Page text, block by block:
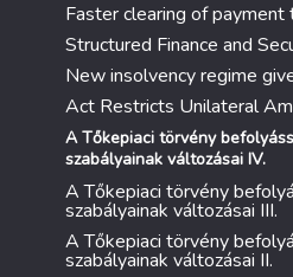
Faster clearing of
Structured Finance and
New insolvency regime
Act Restricts Unilateral
A Tőkepiaci törvény
szabályainak változásai IV.
A Tőkepiaci törvény
szabályainak változásai III.
A Tőkepiaci törvény
szabályainak változásai II.